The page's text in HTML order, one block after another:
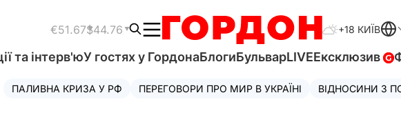
€51.67$44.76 +18 КИЇВ
та інтерв'юУ гостях у ГордонаБлогиБульварLIVEЕксклюзив
ПАЛИВНА КРИЗА У РФ ПЕРЕГОВОРИ ПРО МИР В УКРАЇНІ ВІДНОСИНИ З